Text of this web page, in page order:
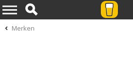
Merken